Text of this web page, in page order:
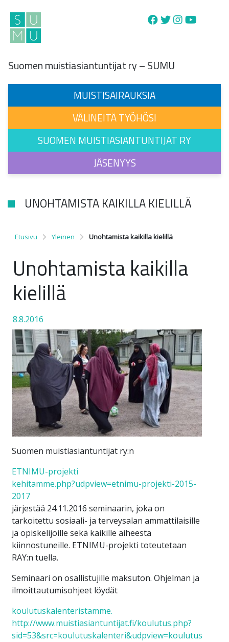
Main Navigation
Suomen muistiasiantuntijat ry – SUMU
MUISTISAIRAUKSIA
VÄLINEITÄ TYÖHÖSI
SUOMEN MUISTIASIANTUNTIJAT RY
JÄSENYYS
UNOHTAMISTA KAIKILLA KIELILLÄ
Etusivu Yleinen Unohtamista kaikilla kielillä
Unohtamista kaikilla
kielillä
8.8.2016
Suomen muistiasiantuntijat ry:n
ETNIMU-projekti
kehitamme.php?udpview=etnimu-projekti-2015-
2017
järjestää 24.11.2016 seminaarin, joka on
tarkoitettu sosiaali- ja terveysalan ammattilaisille
ja opiskelijoille sekä kaikille aiheesta
kiinnostuneille. ETNIMU-projekti toteutetaan
RAY:n tuella.
Seminaari on osallistujille maksuton. Ohjelman ja
ilmoittautumisohjeet löydät
koulutuskalenteristamme.
http://www.muistiasiantuntijat.fi/koulutus.php?
sid=53&src=koulutuskalenteri&udpview=koulutus